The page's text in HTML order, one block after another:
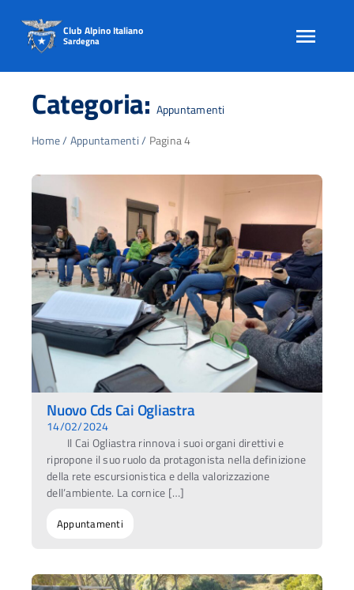
content
Club Alpino Italiano
Sardegna
Categoria: Appuntamenti
Home/Appuntamenti/ Pagina 4
Nuovo Cds Cai Ogliastra
14/02/2024
Il Cai Ogliastra rinnova i suoi organi direttivi e
ripropone il suo ruolo da protagonista nella definizione
della rete escursionistica e della valorizzazione
dell’ambiente. La cornice […]
Appuntamenti